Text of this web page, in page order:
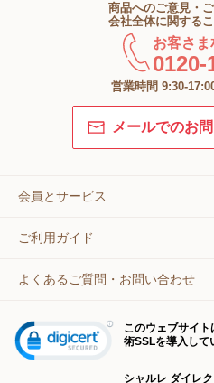
商品へのご意見・ご
会社全体に関する
お客さま
0120-
営業時間 9:30-
メールでのお
会員とサービス
ご利用ガイド
よくあるご質問・お問い合わせ
このウェブサイ
術SSLを導入して
シャルレ ダイレ